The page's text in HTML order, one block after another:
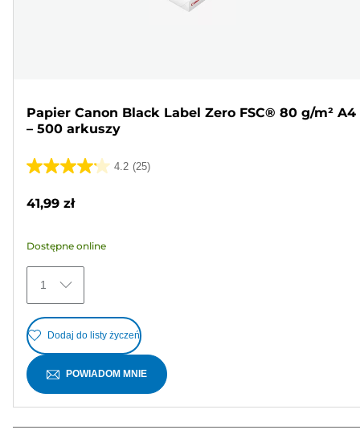
Papier Canon Black Label Zero FSC® 80 g/m² A4
– 500 arkuszy
4.2 (25)
4.2
25
Recenzji
41,99 zł
Dostępne online
1
Dodaj do listy życzeń
POWIADOM MNIE